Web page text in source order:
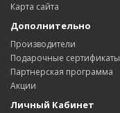
Карта сайта
Дополнительно
Производители
Подарочные сертификаты
Партнерская программа
Акции
Личный Кабинет